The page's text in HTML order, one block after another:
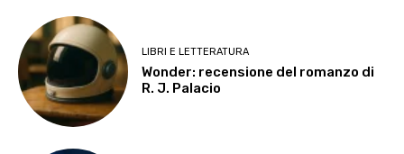
LIBRI E LETTERATURA
Wonder: recensione del romanzo di
R. J. Palacio